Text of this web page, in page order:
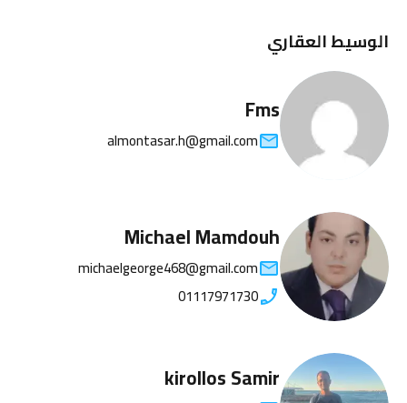
الوسيط العقاري
Fms
almontasar.h@gmail.com
Michael Mamdouh
michaelgeorge468@gmail.com
01117971730
kirollos Samir